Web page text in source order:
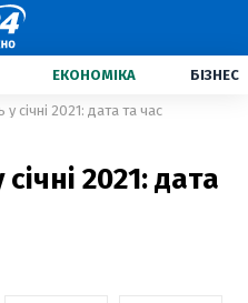
ЕКОНОМІКА БІЗНЕС
січні 2021: дата та час
2021: дата